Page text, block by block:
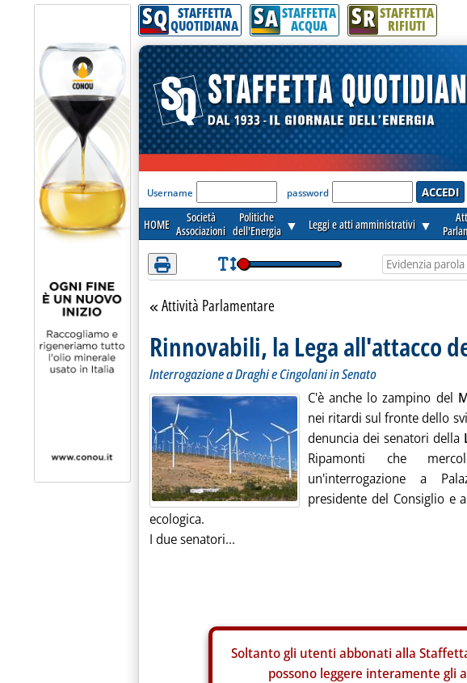
Attenzione! Esegui l'accesso per lèggere interamente la notizia.
SQ STAFFETTA
QUOTIDIANA SA STAFFETTA
ACQUA SR STAFFETTA
RIFIUTI
'Modulo Login per accedere'
Username password
HOME
Società
Associazioni
Politiche
dell'Energia ▼ Leggi e atti amministrativi ▼
Torna alla sezione
Attività Parlamentare
Rinnovabili, la Lega all'attacco
Interrogazione a Draghi e Cingolani in Senato
C'è anche lo zampino del
nei ritardi sul fronte dello
denuncia dei senatori della
Ripamonti che
un'interrogazione a
presidente del Consiglio e
ecologica.
I due senatori...
Soltanto gli utenti abbonati alla
possono leggere interamente gli